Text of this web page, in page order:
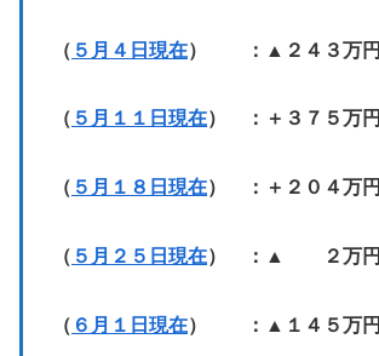
（ ５月４日現在） ：▲２４３万円
（ ５月１１日現在） ：＋３７５万円
（ ５月１８日現在） ：＋２０４万円
（ ５月２５日現在） ：▲ ２万円
（ ６月１日現在） ：▲１４５万円